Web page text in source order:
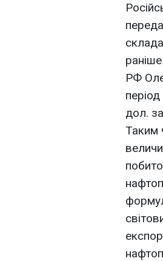
РФ
дол.
Таким